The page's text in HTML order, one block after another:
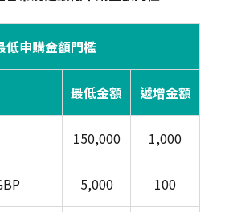
低申購金額門檻
最低金額 遞增金額
150,000 1,000
5,000 100